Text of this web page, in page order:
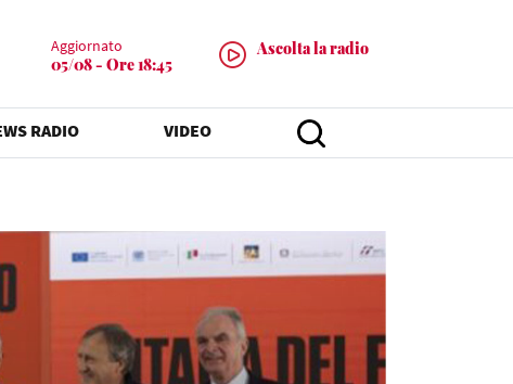
Aggiornato
05/08 - Ore 18:45
Ascolta la radio
RADIO VIDEO